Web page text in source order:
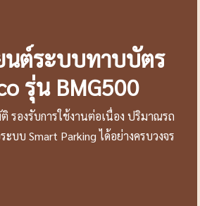
นต์ระบบทาบบัตร
รุ่น BMG500
รองรับการใช้งานต่อเนื่อง ปริมาณรถ
ะบบ Smart Parking ได้อย่างครบวงจร